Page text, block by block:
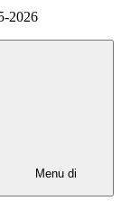
2026
Menu di